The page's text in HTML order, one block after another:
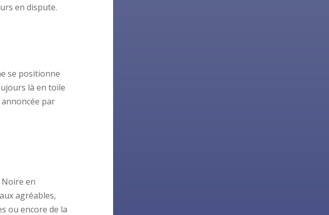
en dispute.
se positionne
là en toile
par
Noire en
agréables,
ou encore de la